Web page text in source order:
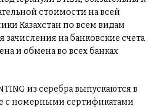
стоимости на всей
Казахстан по всем видам
зачисления на банковские счета
и обмена во всех банках
из серебра выпускаются в
с номерными сертификатами